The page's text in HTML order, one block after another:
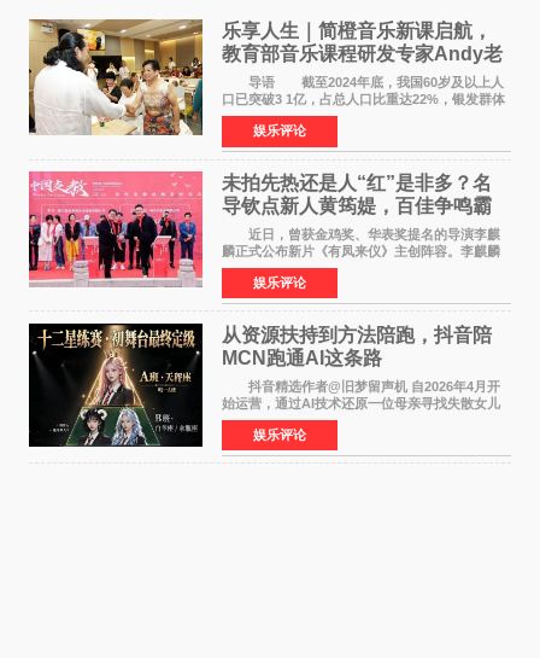
乐享人生｜简橙音乐新课启航，
教育部音乐课程研发专家Andy老
师重磅入驻领航银龄琴声
导语 截至2024年底，我国60岁及以上人
口已突破3 1亿，占总人口比重达22%，银发群体
的精神文化需求日益凸显。2024年1月，国务院办
公厅印发《关于发展银发经济增进老年人福祉的
意见》——这是
娱乐评论
未拍先热还是人“红”是非多？名
导钦点新人黄筠媞，百佳争鸣霸
气回应
近日，曾获金鸡奖、华表奖提名的导演李麒
麟正式公布新片《有凤来仪》主创阵容。李麒麟
早年凭电影《华容道》获得金鸡奖、华表奖提
名，此后长期参与国内外电影制作，其担任制片
人参与的作品亦曾
娱乐评论
从资源扶持到方法陪跑，抖音陪
MCN跑通AI这条路
抖音精选作者@旧梦留声机 自2026年4月开
始运营，通过AI技术还原一位母亲寻找失散女儿
的故事，凭借强情感表达获得大量用户关注，发
布仅21小时便获得超1亿曝光、超1000万互动。
此后，账号持续沿
娱乐评论